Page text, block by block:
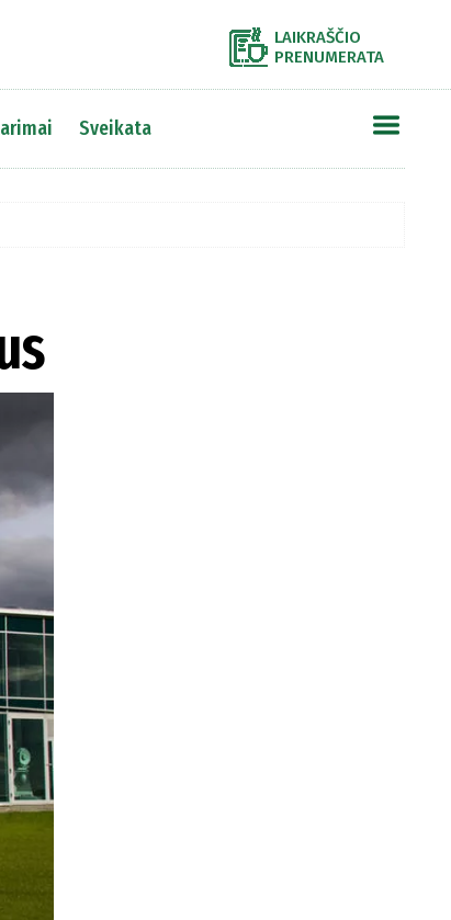
LAIKRAŠČIO
PRENUMERATA
Sveikata